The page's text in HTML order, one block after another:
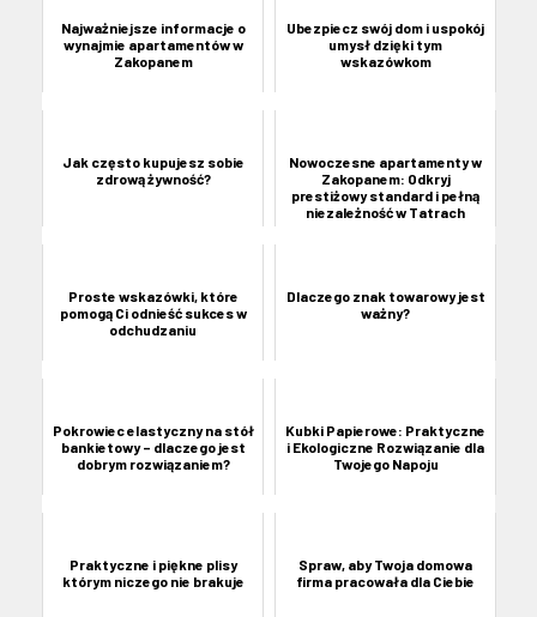
Najważniejsze informacje o
wynajmie apartamentów w
Zakopanem
Ubezpiecz swój dom i uspokój
umysł dzięki tym
wskazówkom
Jak często kupujesz sobie
zdrową żywność?
Nowoczesne apartamenty w
Zakopanem: Odkryj
prestiżowy standard i pełną
niezależność w Tatrach
Proste wskazówki, które
pomogą Ci odnieść sukces w
odchudzaniu
Dlaczego znak towarowy jest
ważny?
Pokrowiec elastyczny na stół
bankietowy – dlaczego jest
dobrym rozwiązaniem?
Kubki Papierowe: Praktyczne
i Ekologiczne Rozwiązanie dla
Twojego Napoju
Praktyczne i piękne plisy
którym niczego nie brakuje
Spraw, aby Twoja domowa
firma pracowała dla Ciebie